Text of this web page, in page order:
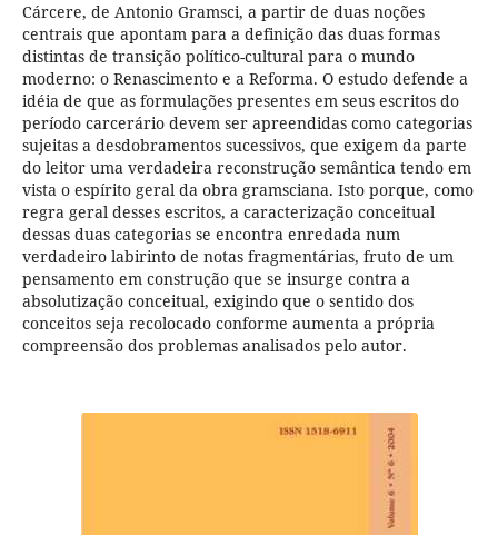
Cárcere, de Antonio Gramsci, a partir de duas noções
centrais que apontam para a definição das duas formas
distintas de transição político-cultural para o mundo
moderno: o Renascimento e a Reforma. O estudo defende a
idéia de que as formulações presentes em seus escritos do
período carcerário devem ser apreendidas como categorias
sujeitas a desdobramentos sucessivos, que exigem da parte
do leitor uma verdadeira reconstrução semântica tendo em
vista o espírito geral da obra gramsciana. Isto porque, como
regra geral desses escritos, a caracterização conceitual
dessas duas categorias se encontra enredada num
verdadeiro labirinto de notas fragmentárias, fruto de um
pensamento em construção que se insurge contra a
absolutização conceitual, exigindo que o sentido dos
conceitos seja recolocado conforme aumenta a própria
compreensão dos problemas analisados pelo autor.